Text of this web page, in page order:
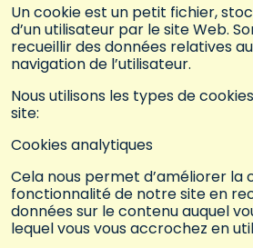
Un cookie est un petit fichier,
d’un utilisateur par le site Web.
recueillir des données relatives
navigation de l’utilisateur.
Nous utilisons les types de
site:
Cookies analytiques
Cela nous permet d’améliorer la
fonctionnalité de notre site en
données sur le contenu auquel
lequel vous vous accrochez en